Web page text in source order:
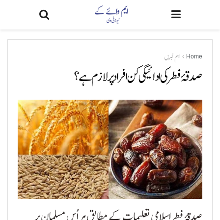
Home اہم خبریں
صدقۂ فطر کی ادائیگی کن افراد پر لازم ہے؟
صدقۂ فطر اسلامی تعلیمات کے مطابق ہر اُس مسلمان پر